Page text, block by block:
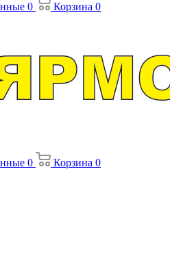
0 Корзина 0
0 Корзина 0